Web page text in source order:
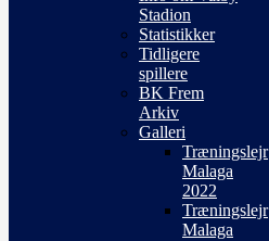
Stadion
Statistikker
Tidligere
spillere
BK Frem
Arkiv
Galleri
Træningslejr
Malaga
2022
Træningslejr
Malaga